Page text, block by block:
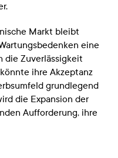
Markt bleibt
eine
die Zuverlässigkeit
ihre Akzeptanz
grundlegend
die Expansion der
Aufforderung, ihre